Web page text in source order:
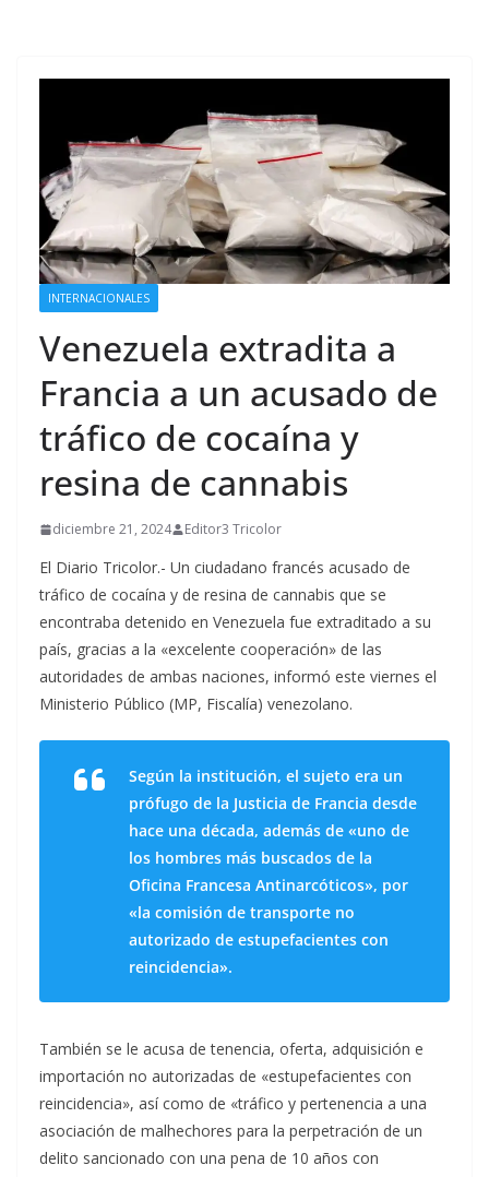
INTERNACIONALES
Venezuela extradita a
Francia a un acusado de
tráfico de cocaína y
resina de cannabis
diciembre 21, 2024 Editor3 Tricolor
El Diario Tricolor.- Un ciudadano francés acusado de
tráfico de cocaína y de resina de cannabis que se
encontraba detenido en Venezuela fue extraditado a su
país, gracias a la «excelente cooperación» de las
autoridades de ambas naciones, informó este viernes el
Ministerio Público (MP, Fiscalía) venezolano.
Según la institución, el sujeto era un
prófugo de la Justicia de Francia desde
hace una década, además de «uno de
los hombres más buscados de la
Oficina Francesa Antinarcóticos», por
«la comisión de transporte no
autorizado de estupefacientes con
reincidencia».
También se le acusa de tenencia, oferta, adquisición e
importación no autorizadas de «estupefacientes con
reincidencia», así como de «tráfico y pertenencia a una
asociación de malhechores para la perpetración de un
delito sancionado con una pena de 10 años con